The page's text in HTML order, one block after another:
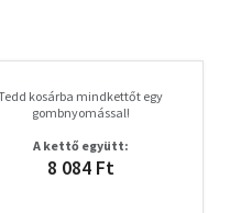
kosárba mindkettőt egy
gombnyomással!
A kettő együtt:
8 084 Ft